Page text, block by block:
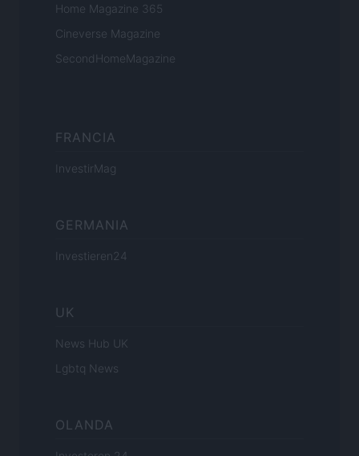
Home Magazine 365
Cineverse Magazine
SecondHomeMagazine
FRANCIA
InvestirMag
GERMANIA
Investieren24
UK
News Hub UK
Lgbtq News
OLANDA